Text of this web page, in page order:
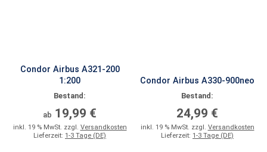
Condor Airbus A321-200
1:200
Bestand:
ab 19,99 €
inkl. 19 % MwSt. zzgl. Versandkosten
Lieferzeit: 1-3 Tage (DE)
Condor Airbus A330-900neo
Bestand:
24,99 €
inkl. 19 % MwSt. zzgl. Versandkosten
Lieferzeit: 1-3 Tage (DE)